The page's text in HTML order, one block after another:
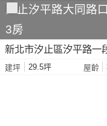
汐止汐平路大同路
3房
新北市汐止區汐平路一
建坪 29.5坪 屋齡